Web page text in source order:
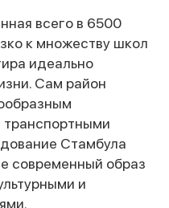
всего в 6500
к множеству школ
идеально
Сам район
Стамбула
современный образ
и